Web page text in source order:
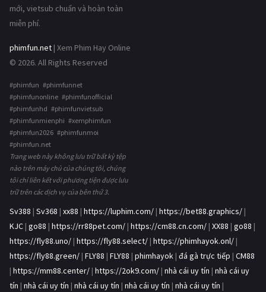
mới, vietsub chuẩn và hoàn toàn
miễn phí.
phimfun.net | Xem Phim Hay Online
© 2026. All Rights Reserved
#phimfun #phimfunnet
#phimfunonline #phimfunofficial
#phimfunhd #phimfunvietsub
#phimfunmienphi #xemphimfun
#phimfun2026 #phimfunmoi
#phimfun.net
Trang web này không lưu trữ bất kỳ tệp
nào trên máy chủ của chúng tôi, chúng
tôi chỉ liên kết với phương tiện được lưu
trữ trên các dịch vụ của bên thứ 3.
Sv388 | Sv368 | xx88 | https://luphim.com/ | https://bet88.graphics/ |
KJC | go88 | https://rr88pet.com/ | https://cm88.cn.com/ | XX88 | go88 |
https://fly88.uno/ | https://fly88.select/ | https://phimhayok.onl/ |
https://fly88.green/ | FLY88 | FLY88 | phimhayok | đá gà trực tiếp | CM88
| https://mm88.center/ | https://2ok9.com/ | nhà cái uy tín | nhà cái uy
tín | nhà cái uy tín | nhà cái uy tín | nhà cái uy tín | nhà cái uy tín |